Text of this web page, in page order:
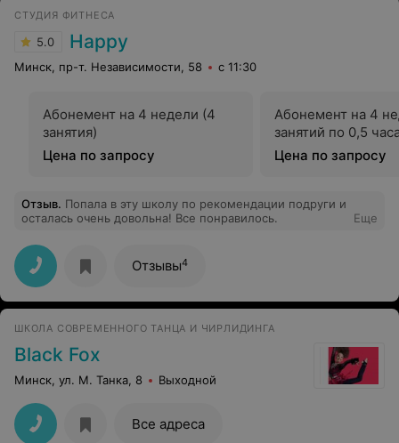
СТУДИЯ ФИТНЕСА
5.0 Happy
Минск, пр-т. Независимости, 58 с 11:30
Абонемент на 4 недели (4
занятия)
Цена по запросу
Абонемент на 4
занятий по 0,5
Цена по запросу
Отзыв. Попала в эту школу по рекомендации подруги и
осталась очень довольна! Все понравилось.
Еще
Отзывы4
ШКОЛА СОВРЕМЕННОГО ТАНЦА И ЧИРЛИДИНГА
Black Fox
Минск, ул. М. Танка, 8 Выходной
Все адреса